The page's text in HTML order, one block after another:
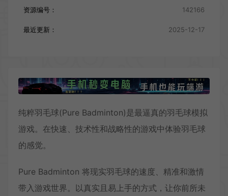
资源编号： 142166
最近更新： 2025-12-17
纯粹羽毛球(Pure Badminton)是最逼真的羽毛球模拟
游戏。在快速、技术性和战略性的游戏中体验羽毛球
的感觉。
Pure Badminton 将现实羽毛球的速度、精准和激情
带入游戏世界。以真实且易上手的方式，让你前所未